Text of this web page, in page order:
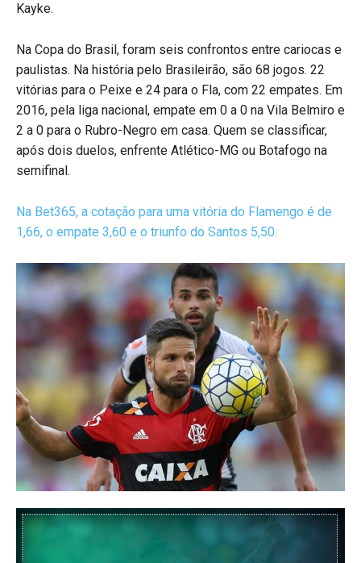
Kayke.
Na Copa do Brasil, foram seis confrontos entre cariocas e
paulistas. Na história pelo Brasileirão, são 68 jogos. 22
vitórias para o Peixe e 24 para o Fla, com 22 empates. Em
2016, pela liga nacional, empate em 0 a 0 na Vila Belmiro e
2 a 0 para o Rubro-Negro em casa. Quem se classificar,
após dois duelos, enfrente Atlético-MG ou Botafogo na
semifinal.
Na Bet365, a cotação para uma vitória do Flamengo é de
1,66, o empate 3,60 e o triunfo do Santos 5,50.